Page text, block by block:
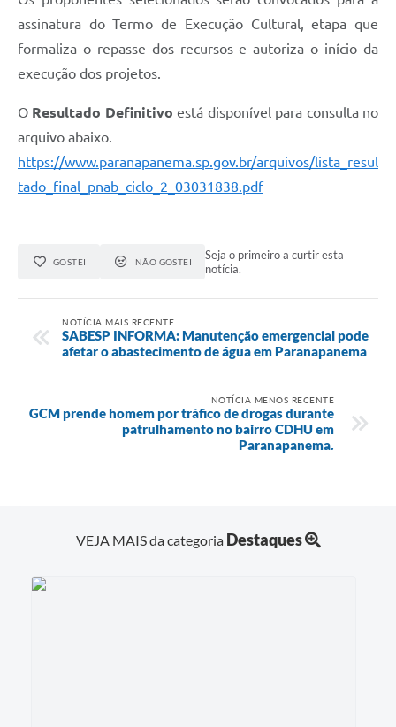
assinatura do Termo de Execução Cultural, etapa que
formaliza o repasse dos recursos e autoriza o início da
execução dos projetos.
O Resultado Definitivo está disponível para consulta no
arquivo abaixo.
https://www.paranapanema.sp.gov.br/arquivos/lista_resul
tado_final_pnab_ciclo_2_03031838.pdf
GOSTEI NÃO GOSTEI
Seja o primeiro a curtir esta
notícia.
NOTÍCIA MAIS RECENTE
SABESP INFORMA: Manutenção emergencial pode
afetar o abastecimento de água em Paranapanema
NOTÍCIA MENOS RECENTE
GCM prende homem por tráfico de drogas durante
patrulhamento no bairro CDHU em
Paranapanema.
VEJA MAIS da categoria Destaques